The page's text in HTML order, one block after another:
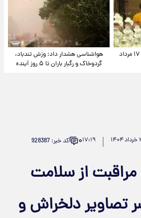
قیمت طلا ۱۸عیار امروز شنبه ۱۷ مرداد
هواشناسی هشدار داد: وزش تندباد،
گردوخاک و رگبار باران تا ۵ روز آینده
۱۷:۱۹۰ کد خبر: 928387
مراقبت از سلامت
تصاویر دلخراش و